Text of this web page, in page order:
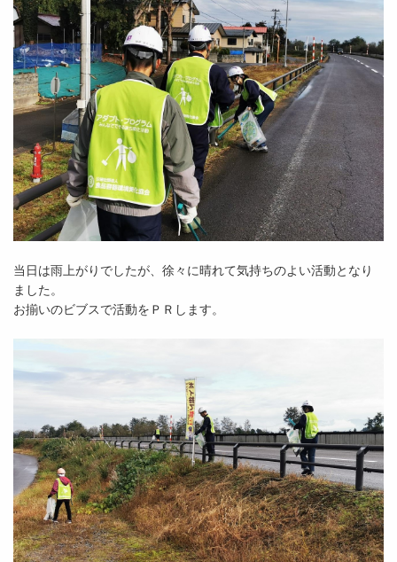
当日は雨上がりでしたが、徐々に晴れて気持ちのよい活動となり
ました。
お揃いのビブスで活動をＰＲします。